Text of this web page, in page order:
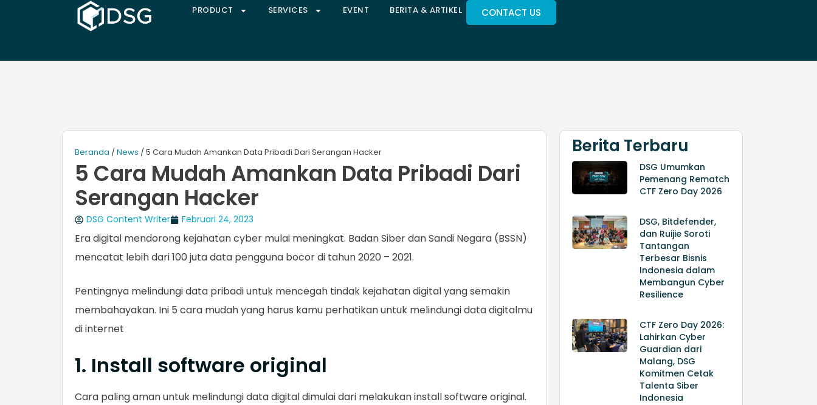
PRODUCT SERVICES EVENT BERITA & ARTIKEL CONTACT US
Beranda /News / 5 Cara Mudah Amankan Data Pribadi Dari Serangan Hacker
5 Cara Mudah Amankan Data Pribadi Dari
Serangan Hacker
DSG Content Writer Februari 24, 2023
Era digital mendorong kejahatan cyber mulai meningkat. Badan Siber dan Sandi Negara (BSSN)
mencatat lebih dari 100 juta data pengguna bocor di tahun 2020 – 2021.
Pentingnya melindungi data pribadi untuk mencegah tindak kejahatan digital yang semakin
membahayakan. Ini 5 cara mudah yang harus kamu perhatikan untuk melindungi data digitalmu
di internet
1. Install software original
Cara paling aman untuk melindungi data digital dimulai dari melakukan install software original.
Berita Terbaru
DSG Umumkan
Pemenang Rematch
CTF Zero Day 2026
DSG, Bitdefender,
dan Ruijie Soroti
Tantangan
Terbesar Bisnis
Indonesia dalam
Membangun Cyber
Resilience
CTF Zero Day 2026:
Lahirkan Cyber
Guardian dari
Malang, DSG
Komitmen Cetak
Talenta Siber
Indonesia